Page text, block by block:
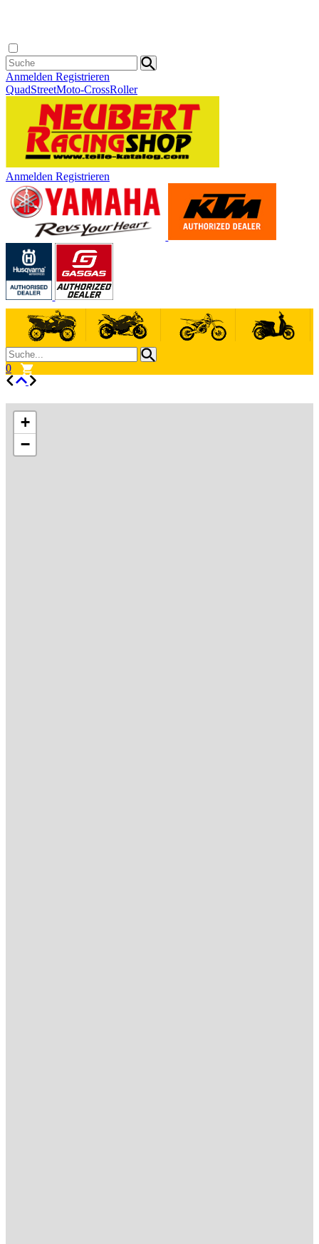
Anmelden Registrieren
QuadStreetMoto-CrossRoller
Anmelden Registrieren
0
+
−